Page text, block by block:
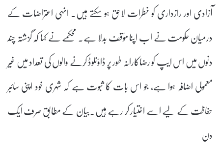
آزادی اور رازداری کو خطرات لاحق ہو سکتے ہیں۔ انہی اعتراضات کے
درمیان حکومت نے اب اپنا مؤقف بدلا ہے۔ محکمے نے کہا کہ گزشتہ چند
دنوں میں اس ایپ کو رضاکارانہ طور پر ڈاؤنلوڈ کرنے والوں کی تعداد میں غیر
معمولی اضافہ ہوا ہے، جو اس بات کا ثبوت ہے کہ شہری خود اپنی سائبر
حفاظت کے لیے اسے اختیار کر رہے ہیں۔بیان کے مطابق صرف ایک
دن